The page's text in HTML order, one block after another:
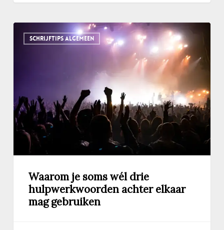
SCHRIJFTIPS ALGEMEEN
hulpwerkwoorden
achter
elkaar
mag
gebruiken
Waarom je soms wél drie
hulpwerkwoorden achter elkaar
mag gebruiken